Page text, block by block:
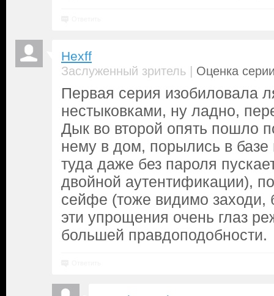
Hexff
Заслуженный зритель | Оценка
Первая серия изобиловала
нестыковками, ну ладно,
Дык во второй опять пошло
нему в дом, порылись в
туда даже без пароля
двойной аутентификации),
сейфе (тоже видимо заходи,
эти упрощения очень глаз
большей правдоподобности.